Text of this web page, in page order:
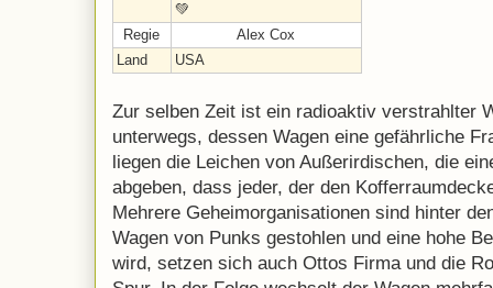
💚
Regie
Alex Cox
Land
USA
Zur selben Zeit ist ein radioaktiv verstrahlter
unterwegs, dessen Wagen eine gefährliche
liegen die Leichen von Außerirdischen, die
abgeben, dass jeder, der den
Mehrere Geheimorganisationen sind hinter
Wagen von Punks gestohlen und eine hohe
wird, setzen sich auch Ottos Firma und die